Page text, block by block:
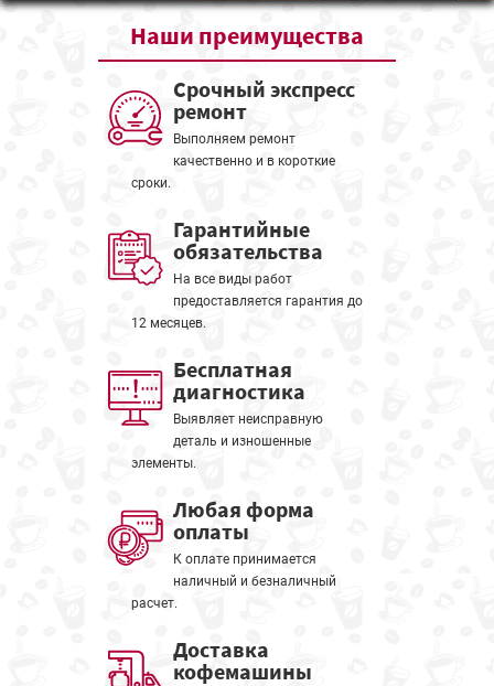
Наши преимущества
Срочный экспресс
ремонт
Выполняем ремонт
качественно и в короткие
сроки.
Гарантийные
обязательства
На все виды работ
предоставляется гарантия до
12 месяцев.
Бесплатная
диагностика
Выявляет неисправную
деталь и изношенные
элементы.
Любая форма
оплаты
К оплате принимается
наличный и безналичный
расчет.
Доставка
кофемашины